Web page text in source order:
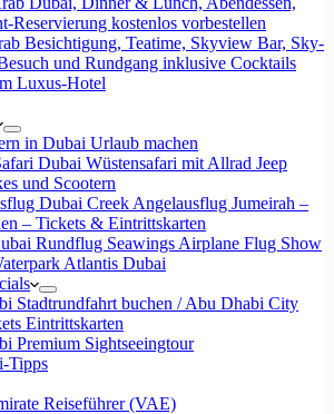
Reservierung kostenlos vorbestellen
Besichtigung, Teatime, Skyview Bar, Sky-
und Rundgang inklusive Cocktails
Luxus-Hotel
in Dubai Urlaub machen
Dubai Wüstensafari mit Allrad Jeep
und Scootern
Dubai Creek Angelausflug Jumeirah –
– Tickets & Eintrittskarten
Rundflug Seawings Airplane Flug Show
Atlantis Dubai
Stadtrundfahrt buchen / Abu Dhabi City
Eintrittskarten
Premium Sightseeingtour
Tipps
Reiseführer (VAE)